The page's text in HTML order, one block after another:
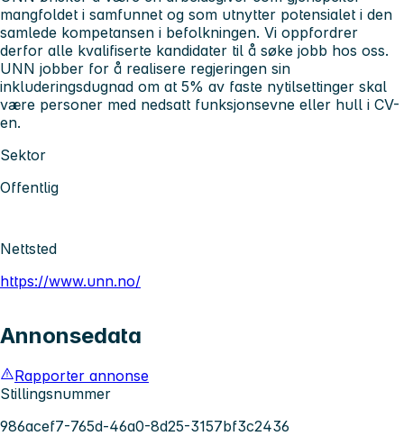
mangfoldet i samfunnet og som utnytter potensialet i den
samlede kompetansen i befolkningen. Vi oppfordrer
derfor alle kvalifiserte kandidater til å søke jobb hos oss.
UNN jobber for å realisere regjeringen sin
inkluderingsdugnad om at 5% av faste nytilsettinger skal
være personer med nedsatt funksjonsevne eller hull i CV-
en.
Sektor
Offentlig
Nettsted
https://www.unn.no/
Annonsedata
Rapporter annonse
Stillingsnummer
986acef7-765d-46a0-8d25-3157bf3c2436